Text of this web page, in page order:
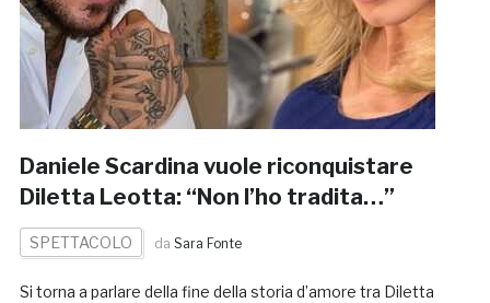
Daniele Scardina vuole riconquistare
Diletta Leotta: “Non l’ho tradita…”
SPETTACOLO da Sara Fonte
Si torna a parlare della fine della storia d’amore tra Diletta